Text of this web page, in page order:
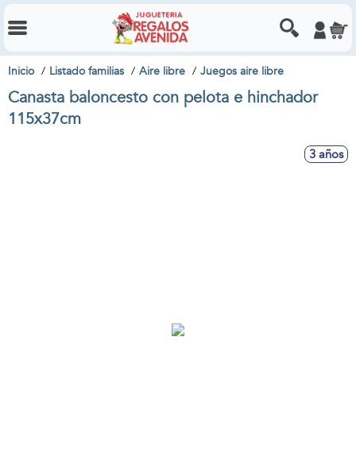
Inicio Listado familias Aire libre Juegos aire libre
Canasta baloncesto con pelota e hinchador
115x37cm
3 años